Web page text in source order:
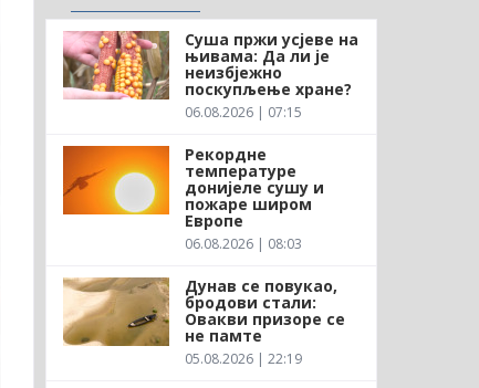
Суша пржи усјеве на
њивама: Да ли је
неизбјежно
поскупљење хране?
06.08.2026 | 07:15
Рекордне
температуре
донијеле сушу и
пожаре широм
Европе
06.08.2026 | 08:03
Дунав се повукао,
бродови стали:
Овакви призоре се
не памте
05.08.2026 | 22:19